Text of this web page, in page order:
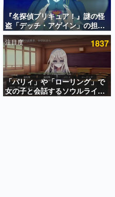
！ ページビュー数万以上！ などな
た、電ファミ渾身の“殿堂入り”記
『名探偵プリキュア！』謎の怪
盗「デッチ・アゲイン」の担当
キャストは天﨑滉平さんと判
明。『Re:ゼロから始める異世
界生活』オットー役、『ヒプノ
シスマイク』山田三郎役など
注目度 1837
「パリィ」や「ローリング」で
女の子と会話するソウルライク
恋愛ゲーム『小早川さんはソウ